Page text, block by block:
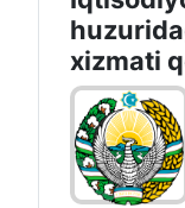
xizmati